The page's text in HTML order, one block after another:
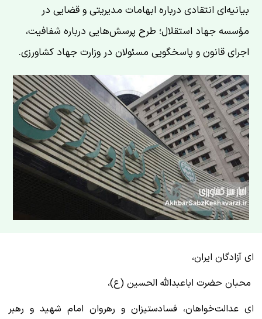
بیانیه‌ای انتقادی درباره ابهامات مدیریتی و قضایی در
مؤسسه جهاد استقلال؛ طرح پرسش‌هایی درباره شفافیت،
اجرای قانون و پاسخگویی مسئولان در وزارت جهاد کشاورزی.
ای آزادگان ایران،
محبان حضرت اباعبدالله الحسین (ع)،
ای عدالت‌خواهان، فسادستیزان و رهروان امام شهید و رهبر